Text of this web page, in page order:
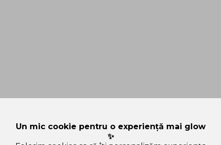
Un mic cookie pentru o experiență mai glow
✨